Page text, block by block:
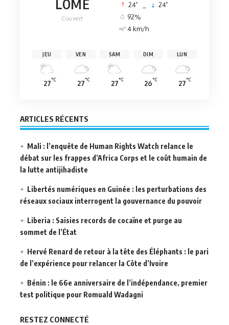
LOMÉ
Couvert
24° 24°
92%
4 km/h
JEU
27°C
VEN
27°C
SAM
27°C
DIM
26°C
LUN
27°C
ARTICLES RÉCENTS
Mali : l’enquête de Human Rights Watch relance le
débat sur les frappes d’Africa Corps et le coût humain de
la lutte antijihadiste
Libertés numériques en Guinée : les perturbations des
réseaux sociaux interrogent la gouvernance du pouvoir
Liberia : Saisies records de cocaïne et purge au
sommet de l’État
Hervé Renard de retour à la tête des Éléphants : le pari
de l’expérience pour relancer la Côte d’Ivoire
Bénin : le 66e anniversaire de l’indépendance, premier
test politique pour Romuald Wadagni
RESTEZ CONNECTÉ